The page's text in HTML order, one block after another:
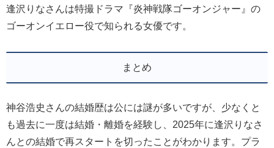
逢沢りなさんは特撮ドラマ『炎神戦隊ゴーオンジャー』の
ゴーオンイエロー役で知られる女優です。
まとめ
神谷浩史さんの結婚歴は公には謎が多いですが、少なくと
も過去に一度は結婚・離婚を経験し、2025年に逢沢りなさ
んとの結婚で再スタートを切ったことがわかります。プラ